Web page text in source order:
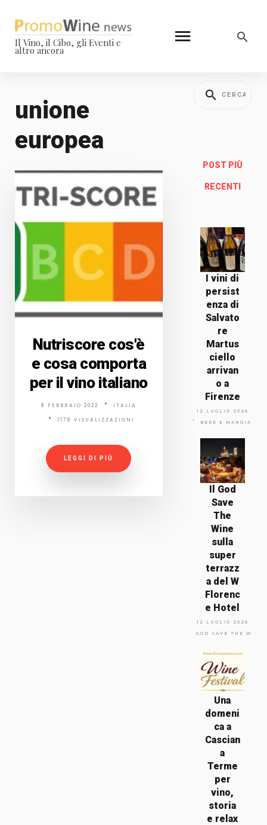
Il Vino, il Cibo, gli Eventi e
altro ancora
unione
europea
Nutriscore cos'è
e cosa comporta
per il vino italiano
8 FEBBRAIO 2022 ITALIA
1178 VISUALIZZAZIONI
LEGGI DI PIÙ
POST PIÙ
RECENTI
I vini di
persist
enza di
Salvato
re
Martus
ciello
arrivan
o a
Firenze
12 LUGLIO 2026
BERE E MANGIARE
Il God
Save
The
Wine
sulla
super
terrazz
a del W
Florenc
e Hotel
12 LUGLIO 2026
GOD SAVE THE WINE
Una
domeni
ca a
Cascian
a
Terme
per
vino,
storia
e relax